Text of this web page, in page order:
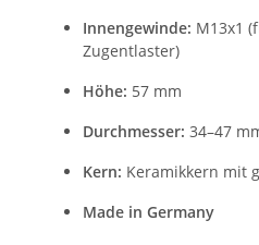
Innengewinde: M13x1
Zugentlaster)
Höhe: 57 mm
Durchmesser: 34–47
Kern: Keramikkern mit
Made in Germany